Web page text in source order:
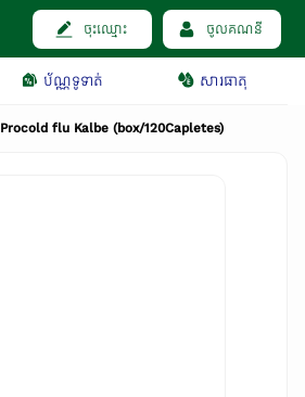
ចុះឈ្មោះ ចូលគណនី
ប័ណ្ណទូទាត់ សារធាតុ
Procold flu Kalbe (box/120Capletes)